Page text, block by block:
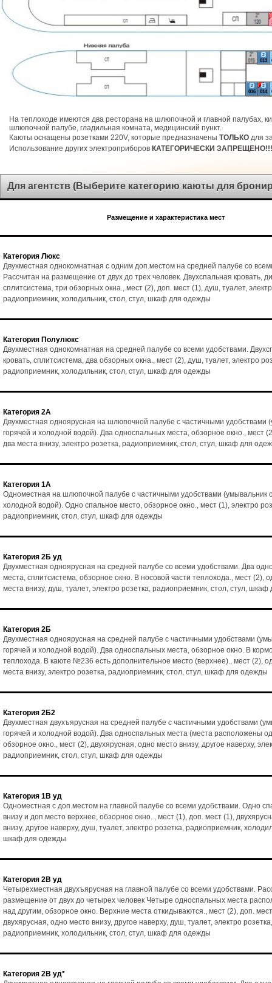
2
013
2
014
2
016
На теплоходе имеются два ресторана на шлюпочной и главной палубах,
шлюпочной палубе, гладильная комната, медицинский пункт.
Каюты оснащены розетками 220V, которые предназначены ТОЛЬКО для
Использование других электроприборов КАТЕГОРИЧЕСКИ ЗАПРЕЩЕНО!!!
Для агентств (Выберите категорию каюты для
Размещение и характеристика мест
Категория Люкс
Двухместная однокомнатная с одним доп.местом на средней палубе со
Рассчитан на размещение от двух до трех человек. Двухспальная кровать,
сплитсистема, три обзорных окна., мест (2), доп. мест (1), душ, туалет,
радиоприемник, холодильник, стол, стул, шкаф для одежды
Категория Полулюкс
Двухместная однокомнатная на средней палубе со всеми удобствами.
кровать, сплитсистема, два обзорных окна., мест (2), душ, туалет, электро
радиоприемник, холодильник, стол, стул, шкаф для одежды
Категория 2А
Двухместная одноярусная на шлюпочной палубе с частичными удобствами
горячей и холодной водой). Два односпальных места, обзорное окно., мест
два места внизу, электро розетка, радиоприемник, стол, стул, шкаф для
Категория 1А
Одноместная на шлюпочной палубе с частичными удобствами (умывальник
холодной водой). Одно спальное место, обзорное окно., мест (1), электро
радиоприемник, стол, стул, шкаф для одежды
Категория 2Б уд
Двухместная одноярусная на средней палубе со всеми удобствами. Два
места, сплитсистема, обзорное окно. В носовой части теплохода., мест (2),
места внизу, душ, туалет, электро розетка, радиоприемник, стол, стул,
Категория 2Б
Двухместная одноярусная на средней палубе с частичными удобствами
горячей и холодной водой). Два односпальных места, обзорное окно. В
теплохода. В каюте №236 есть дополнительное место (верхнее)., мест (2),
места внизу, электро розетка, радиоприемник, стол, стул, шкаф для одежды
Категория 2Б2
Двухместная двухъярусная на средней палубе с частичными удобствами
горячей и холодной водой). Два односпальных места (места расположены
обзорное окно., мест (2), двухярусная, одно место внизу, другое наверху,
радиоприемник, стол, стул, шкаф для одежды
Категория 1В уд
Одноместная с доп.местом на главной палубе со всеми удобствами. Одно
внизу и доп.место верхнее, обзорное окно. , мест (1), доп. мест (1),
внизу, другое наверху, душ, туалет, электро розетка, радиоприемник,
шкаф для одежды
Категория 2В уд
Четырехместная двухъярусная на главной палубе со всеми удобствами.
размещение от двух до четырех человек Четыре односпальных места
над другим, обзорное окно. Верхние места откидываются., мест (2), доп.
двухярусная, одно место внизу, другое наверху, душ, туалет, электро розетка,
радиоприемник, холодильник, стол, стул, шкаф для одежды
Категория 2В уд*